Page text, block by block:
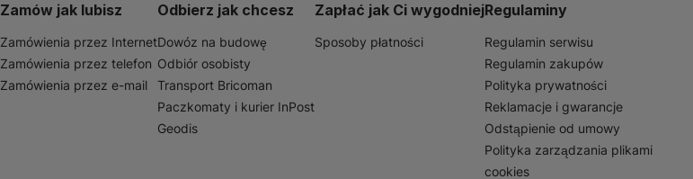
Zamów jak lubisz
Zamówienia przez Internet
Zamówienia przez telefon
Zamówienia przez e-mail
Odbierz jak chcesz
Dowóz na budowę
Odbiór osobisty
Transport Bricoman
Paczkomaty i kurier InPost
Geodis
Zapłać jak Ci wygodniej
Sposoby płatności
Regulaminy
Regulamin serwisu
Regulamin zakupów
Polityka prywatności
Reklamacje i gwarancje
Odstąpienie od umowy
Polityka zarządzania plikami
cookies